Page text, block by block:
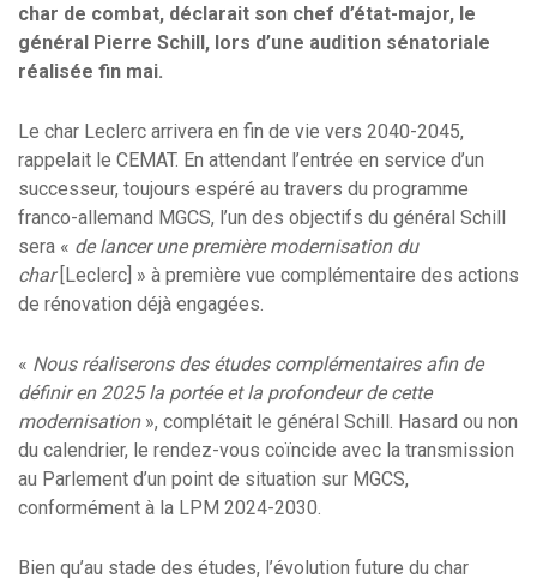
char de combat, déclarait son chef d’état-major, le
général Pierre Schill, lors d’une audition sénatoriale
réalisée fin mai.
Le char Leclerc arrivera en fin de vie vers 2040-2045,
rappelait le CEMAT. En attendant l’entrée en service d’un
successeur, toujours espéré au travers du programme
franco-allemand MGCS, l’un des objectifs du général Schill
sera « de lancer une première modernisation du
char[Leclerc] » à première vue complémentaire des actions
de rénovation déjà engagées.
« Nous réaliserons des études complémentaires afin de
définir en 2025 la portée et la profondeur de cette
modernisation», complétait le général Schill. Hasard ou non
du calendrier, le rendez-vous coïncide avec la transmission
au Parlement d’un point de situation sur MGCS,
conformément à la LPM 2024-2030.
Bien qu’au stade des études, l’évolution future du char